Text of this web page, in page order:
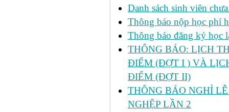
Danh sách sinh viên
Thông báo nộp học phí
Thông báo đăng ký học
THÔNG BÁO: LỊCH
ĐIỂM (ĐỢT I ) VÀ
ĐIỂM (ĐỢT II)
THÔNG BÁO NGHỈ
NGHỆP LẦN 2